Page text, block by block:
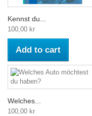
Kennst du...
100,00 kr
Add to cart
Welches...
100,00 kr